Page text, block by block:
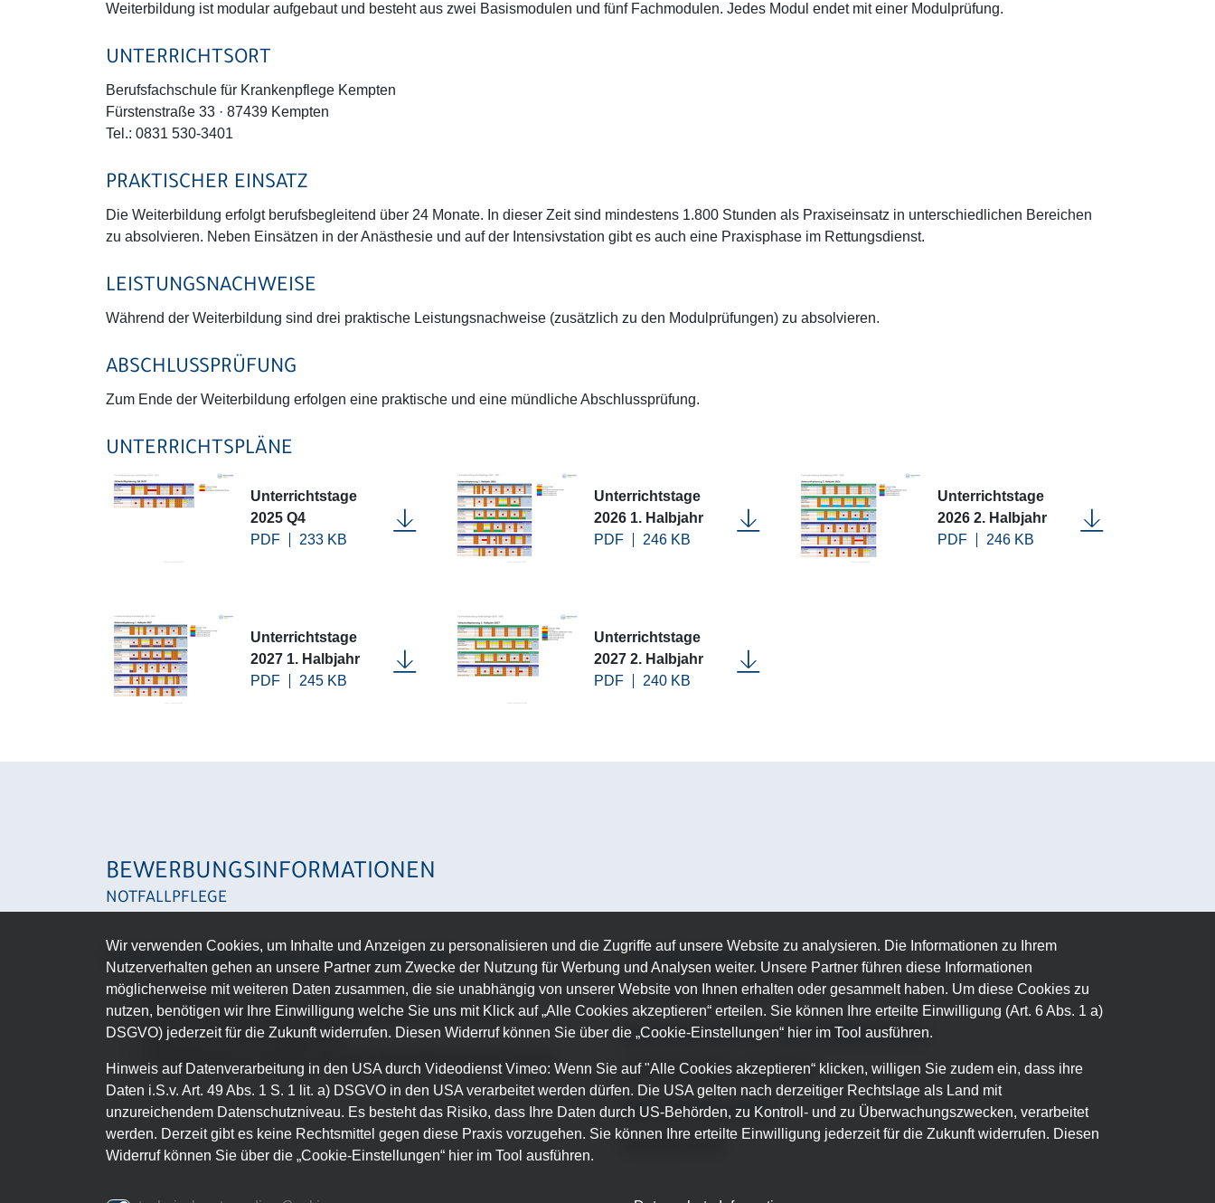
Weiterbildung ist modular aufgebaut und besteht aus zwei Basismodulen und fünf Fachmodulen. Jedes Modul endet mit einer Modulprüfung.
UNTERRICHTSORT
Berufsfachschule für Krankenpflege Kempten
Fürstenstraße 33 · 87439 Kempten
Tel.: 0831 530-3401
PRAKTISCHER EINSATZ
Die Weiterbildung erfolgt berufsbegleitend über 24 Monate. In dieser Zeit sind mindestens 1.800 Stunden als Praxiseinsatz in unterschiedlichen Bereichen
zu absolvieren. Neben Einsätzen in der Anästhesie und auf der Intensivstation gibt es auch eine Praxisphase im Rettungsdienst.
LEISTUNGSNACHWEISE
Während der Weiterbildung sind drei praktische Leistungsnachweise (zusätzlich zu den Modulprüfungen) zu absolvieren.
ABSCHLUSSPRÜFUNG
Zum Ende der Weiterbildung erfolgen eine praktische und eine mündliche Abschlussprüfung.
UNTERRICHTSPLÄNE
Unterrichtstage
2025 Q4
PDF
233 KB
Unterrichtstage
2026 1. Halbjahr
PDF
246 KB
Unterrichtstage
2026 2. Halbjahr
PDF
246 KB
Unterrichtstage
2027 1. Halbjahr
PDF
245 KB
Unterrichtstage
2027 2. Halbjahr
PDF
240 KB
BEWERBUNGSINFORMATIONEN
NOTFALLPFLEGE
FÜR DIE BEWERBUNG BENÖTIGEN WIR
Lebenslauf
Kopie der Erlaubnis zum Führen der Berufsbezeichnung
Kopie des Examenszeugnisses
TEILNEHMERZAHL
Maximal 15 Teilnehmer
KOSTEN FÜR DIE WEITERBILDUNG
Lehrgangsgebühr: auf Anfrage
NÄCHSTER KURS
Wir verwenden Cookies, um Inhalte und Anzeigen zu personalisieren und die Zugriffe auf unsere Website zu analysieren. Die Informationen zu Ihrem
Nutzerverhalten gehen an unsere Partner zum Zwecke der Nutzung für Werbung und Analysen weiter. Unsere Partner führen diese Informationen
möglicherweise mit weiteren Daten zusammen, die sie unabhängig von unserer Website von Ihnen erhalten oder gesammelt haben. Um diese Cookies zu
nutzen, benötigen wir Ihre Einwilligung welche Sie uns mit Klick auf „Alle Cookies akzeptieren“ erteilen. Sie können Ihre erteilte Einwilligung (Art. 6 Abs. 1 a)
DSGVO) jederzeit für die Zukunft widerrufen. Diesen Widerruf können Sie über die „Cookie-Einstellungen“ hier im Tool ausführen.
Hinweis auf Datenverarbeitung in den USA durch Videodienst Vimeo: Wenn Sie auf "Alle Cookies akzeptieren“ klicken, willigen Sie zudem ein, dass ihre
Daten i.S.v. Art. 49 Abs. 1 S. 1 lit. a) DSGVO in den USA verarbeitet werden dürfen. Die USA gelten nach derzeitiger Rechtslage als Land mit
unzureichendem Datenschutzniveau. Es besteht das Risiko, dass Ihre Daten durch US-Behörden, zu Kontroll- und zu Überwachungszwecken, verarbeitet
werden. Derzeit gibt es keine Rechtsmittel gegen diese Praxis vorzugehen. Sie können Ihre erteilte Einwilligung jederzeit für die Zukunft widerrufen. Diesen
Widerruf können Sie über die „Cookie-Einstellungen“ hier im Tool ausführen.